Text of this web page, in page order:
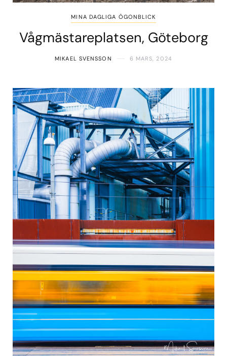
MINA DAGLIGA ÖGONBLICK
Vågmästareplatsen, Göteborg
MIKAEL SVENSSON 6 MARS, 2024